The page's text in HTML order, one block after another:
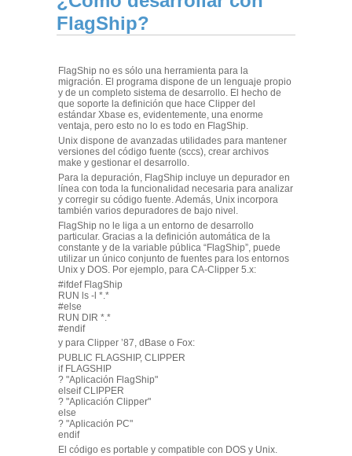
FlagShip?
FlagShip no es sólo una herramienta para la
migración. El programa dispone de un lenguaje propio
y de un completo sistema de desarrollo. El hecho de
que soporte la definición que hace Clipper del
estándar Xbase es, evidentemente, una enorme
ventaja, pero esto no lo es todo en FlagShip.
Unix dispone de avanzadas utilidades para mantener
versiones del código fuente (sccs), crear archivos
make y gestionar el desarrollo.
Para la depuración, FlagShip incluye un depurador en
línea con toda la funcionalidad necesaria para analizar
y corregir su código fuente. Además, Unix incorpora
también varios depuradores de bajo nivel.
FlagShip no le liga a un entorno de desarrollo
particular. Gracias a la definición automática de la
constante y de la variable pública “FlagShip”, puede
utilizar un único conjunto de fuentes para los entornos
Unix y DOS. Por ejemplo, para CA-Clipper 5.x:
#ifdef FlagShip
RUN ls -l *.*
#else
RUN DIR *.*
#endif
y para Clipper ’87, dBase o Fox:
PUBLIC FLAGSHIP, CLIPPER
if FLAGSHIP
? "Aplicación FlagShip"
elseif CLIPPER
? "Aplicación Clipper"
else
? "Aplicación PC"
endif
El código es portable y compatible con DOS y Unix.